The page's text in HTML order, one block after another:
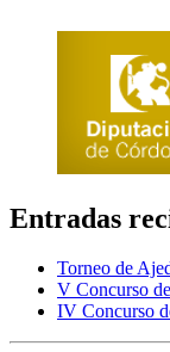
Entradas
Torneo de
V Concurso
IV Concurso